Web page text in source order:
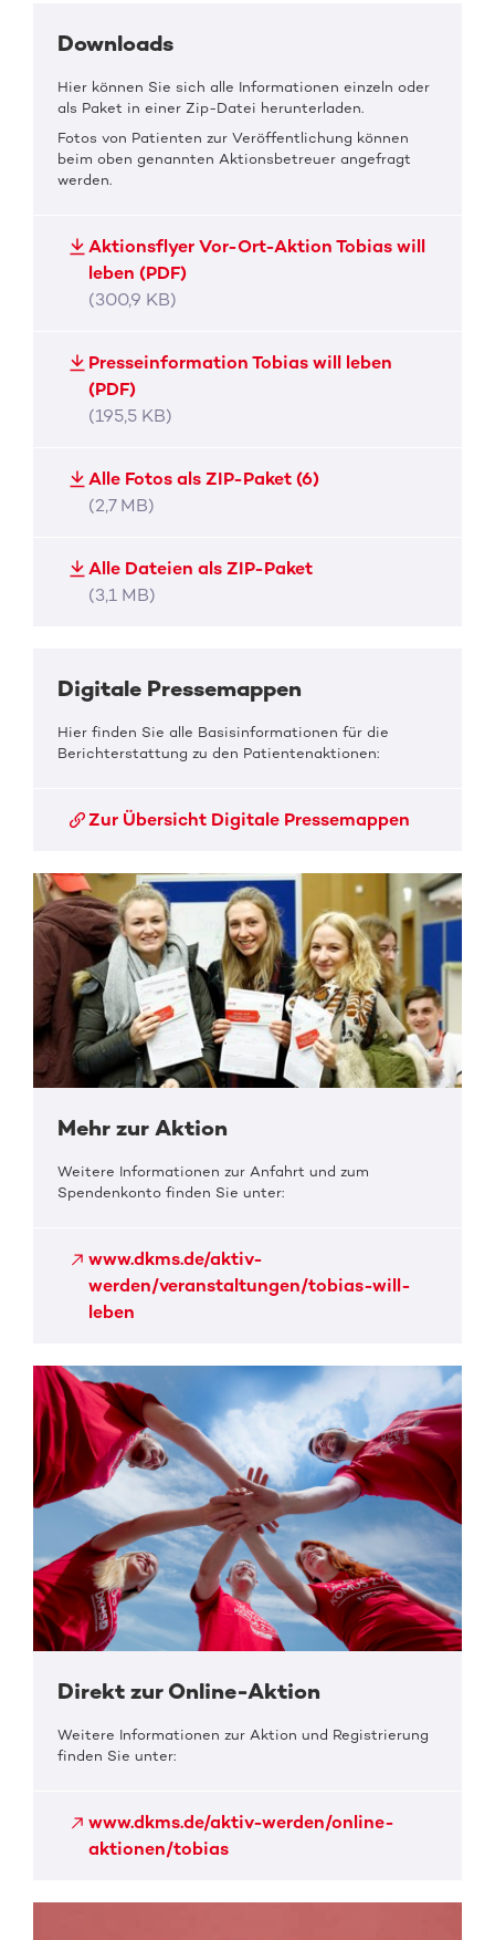
Downloads
Hier können Sie sich alle Informationen einzeln oder
als Paket in einer Zip-Datei herunterladen.
Fotos von Patienten zur Veröffentlichung können
beim oben genannten Aktionsbetreuer angefragt
werden.
Aktionsflyer Vor-Ort-Aktion Tobias will
leben (PDF)
(300,9 KB)
Presseinformation Tobias will leben
(PDF)
(195,5 KB)
Alle Fotos als ZIP-Paket (6)
(2,7 MB)
Alle Dateien als ZIP-Paket
(3,1 MB)
Digitale Pressemappen
Hier finden Sie alle Basisinformationen für die
Berichterstattung zu den Patientenaktionen:
Zur Übersicht Digitale Pressemappen
Mehr zur Aktion
Weitere Informationen zur Anfahrt und zum
Spendenkonto finden Sie unter:
www.dkms.de/aktiv-
werden/veranstaltungen/tobias-will-
leben
Direkt zur Online-Aktion
Weitere Informationen zur Aktion und Registrierung
finden Sie unter:
www.dkms.de/aktiv-werden/online-
aktionen/tobias